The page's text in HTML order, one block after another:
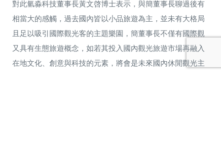
對此氫淼科技董事長黃文啓博士表示，與簡董事長聊過後有
相當大的感觸，過去國內皆以小品旅遊為主，並未有大格局
且足以吸引國際觀光客的主題樂園，簡董事長不僅有國際觀
又具有生態旅遊概念，如若其投入國內觀光旅遊市場再融入
在地文化、創意與科技的元素，將會是未來國內休閒觀光主